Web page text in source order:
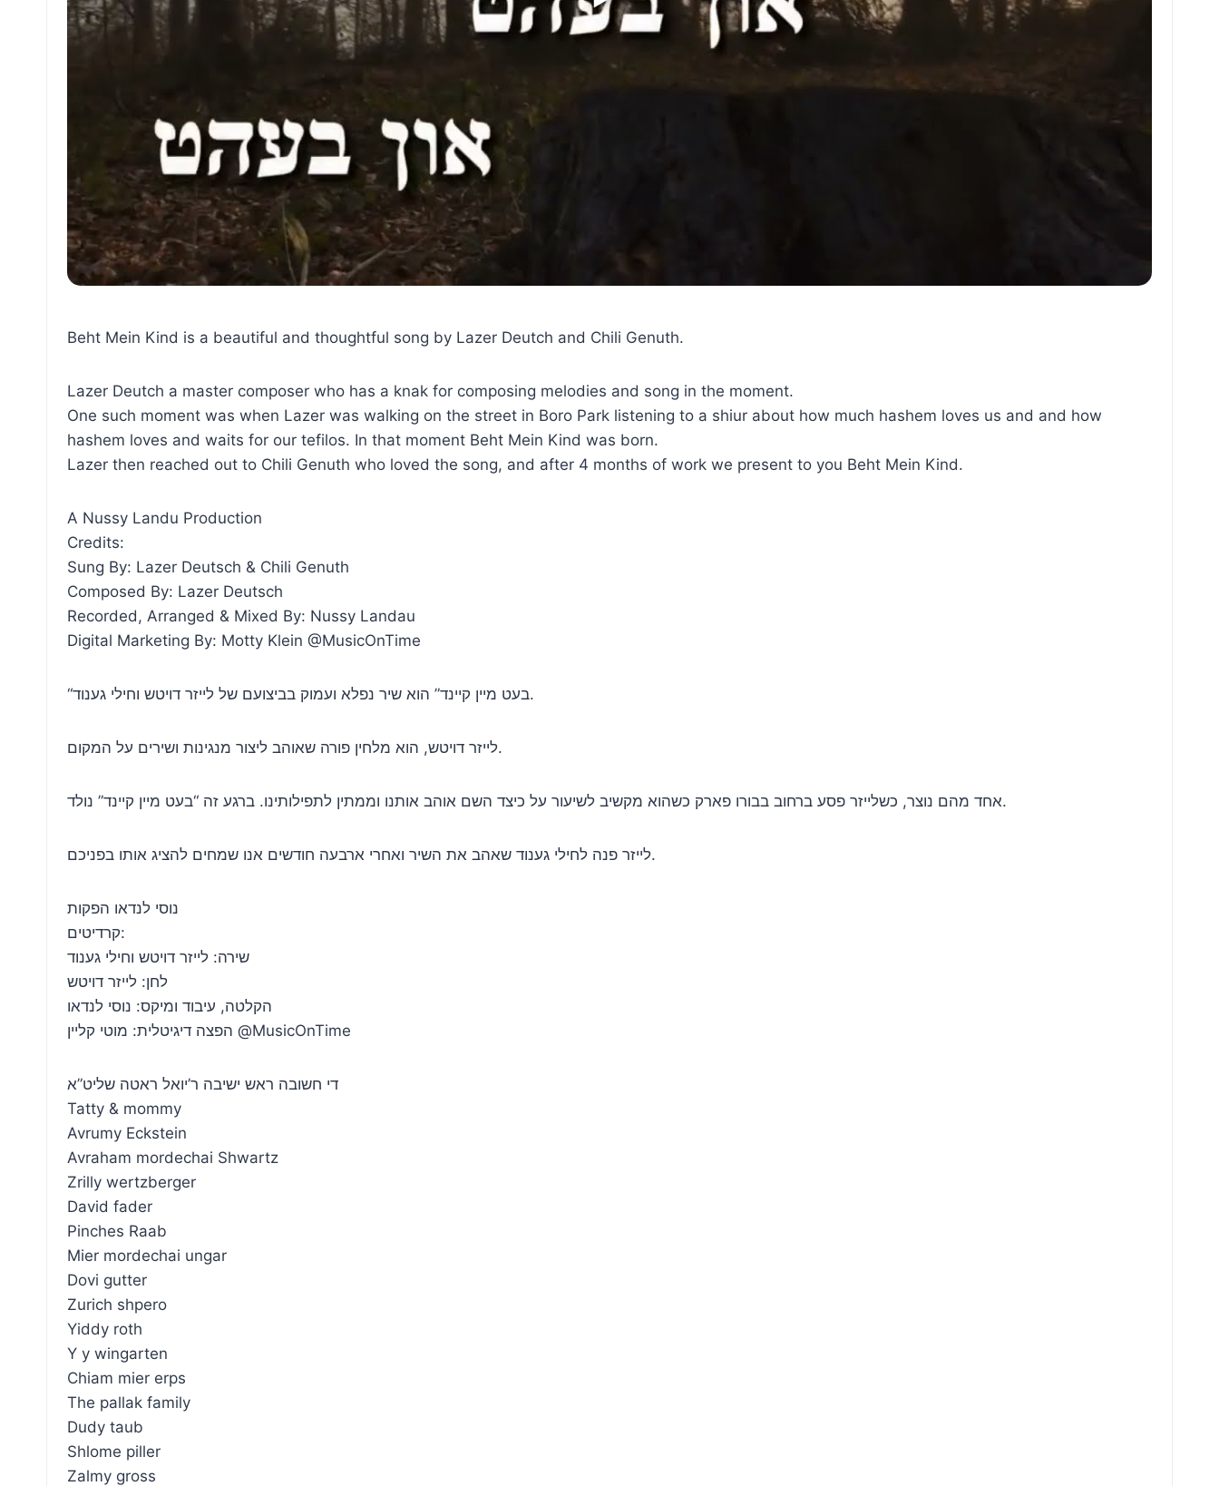
Beht Mein Kind is a beautiful and thoughtful song by Lazer Deutch and Chili Genuth.
Lazer Deutch a master composer who has a knak for composing melodies and song in the moment.
One such moment was when Lazer was walking on the street in Boro Park listening to a shiur about how much hashem loves us and and how
hashem loves and waits for our tefilos. In that moment Beht Mein Kind was born.
Lazer then reached out to Chili Genuth who loved the song, and after 4 months of work we present to you Beht Mein Kind.
A Nussy Landu Production
Credits:
Sung By: Lazer Deutsch & Chili Genuth
Composed By: Lazer Deutsch
Recorded, Arranged & Mixed By: Nussy Landau
Digital Marketing By: Motty Klein @MusicOnTime
“בעט מיין קיינד” הוא שיר נפלא ועמוק בביצועם של לייזר דויטש וחילי גענוד.
לייזר דויטש, הוא מלחין פורה שאוהב ליצור מנגינות ושירים על המקום.
אחד מהם נוצר, כשלייזר פסע ברחוב בבורו פארק כשהוא מקשיב לשיעור על כיצד השם אוהב אותנו וממתין לתפילותינו. ברגע זה “בעט מיין קיינד” נולד.
לייזר פנה לחילי גענוד שאהב את השיר ואחרי ארבעה חודשים אנו שמחים להציג אותו בפניכם.
נוסי לנדאו הפקות
קרדיטים:
שירה: לייזר דויטש וחילי גענוד
לחן: לייזר דויטש
הקלטה, עיבוד ומיקס: נוסי לנדאו
הפצה דיגיטלית: מוטי קליין @MusicOnTime
די חשובה ראש ישיבה ר’יואל ראטה שליט”א
Tatty & mommy
Avrumy Eckstein
Avraham mordechai Shwartz
Zrilly wertzberger
David fader
Pinches Raab
Mier mordechai ungar
Dovi gutter
Zurich shpero
Yiddy roth
Y y wingarten
Chiam mier erps
The pallak family
Dudy taub
Shlome piller
Zalmy gross